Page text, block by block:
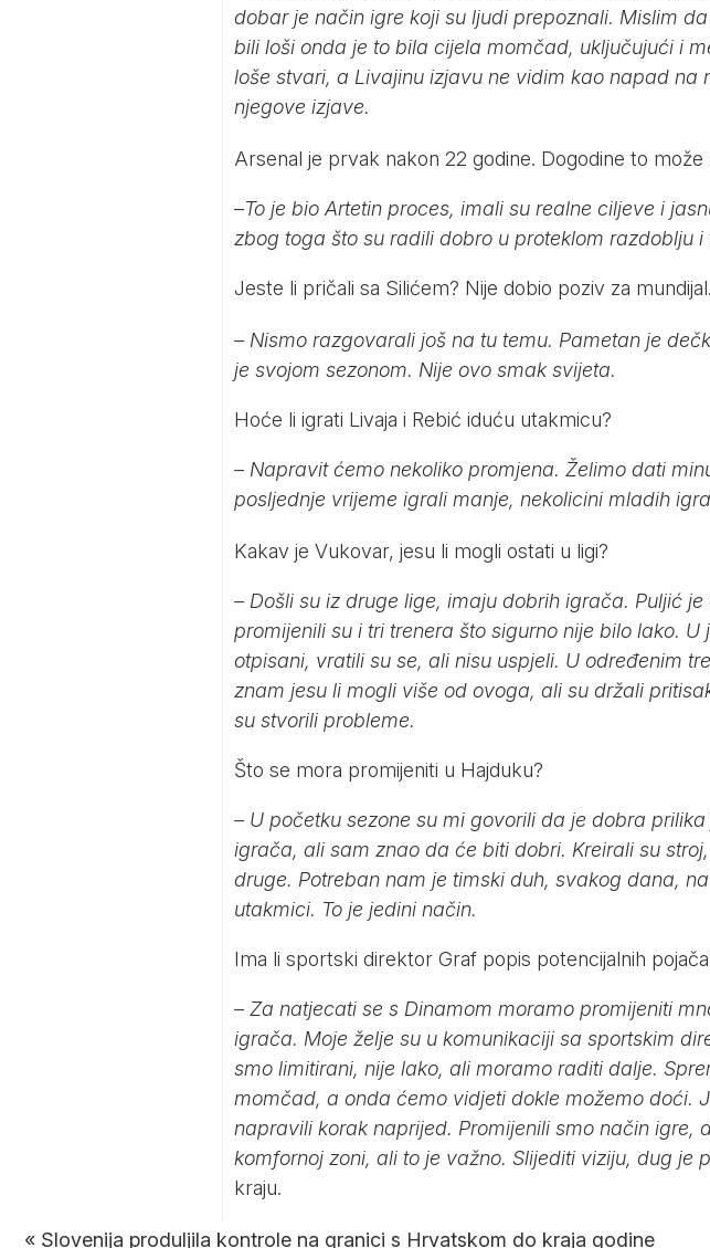
dobar je način igre koji su ljudi prepoznali. Mislim
bili loši onda je to bila cijela momčad, uključujući i
loše stvari, a Livajinu izjavu ne vidim kao napad na
njegove izjave.
Arsenal je prvak nakon 22 godine. Dogodine to može
–To je bio Artetin proces, imali su realne ciljeve i
zbog toga što su radili dobro u proteklom razdoblju i
Jeste li pričali sa Silićem? Nije dobio poziv za
– Nismo razgovarali još na tu temu. Pametan je
je svojom sezonom. Nije ovo smak svijeta.
Hoće li igrati Livaja i Rebić iduću utakmicu?
– Napravit ćemo nekoliko promjena. Želimo dati
posljednje vrijeme igrali manje, nekolicini mladih
Kakav je Vukovar, jesu li mogli ostati u ligi?
– Došli su iz druge lige, imaju dobrih igrača. Puljić
promijenili su i tri trenera što sigurno nije bilo lako.
otpisani, vratili su se, ali nisu uspjeli. U određenim
znam jesu li mogli više od ovoga, ali su držali
su stvorili probleme.
Što se mora promijeniti u Hajduku?
– U početku sezone su mi govorili da je dobra
igrača, ali sam znao da će biti dobri. Kreirali su
druge. Potreban nam je timski duh, svakog dana,
utakmici. To je jedini način.
Ima li sportski direktor Graf popis potencijalnih
– Za natjecati se s Dinamom moramo promijeniti
igrača. Moje želje su u komunikaciji sa sportskim
smo limitirani, nije lako, ali moramo raditi dalje.
momčad, a onda ćemo vidjeti dokle možemo doći.
napravili korak naprijed. Promijenili smo način igre,
komfornoj zoni, ali to je važno. Slijediti viziju, dug je
kraju.
« Slovenija produljila kontrole na granici s Hrvatskom do kraja godine